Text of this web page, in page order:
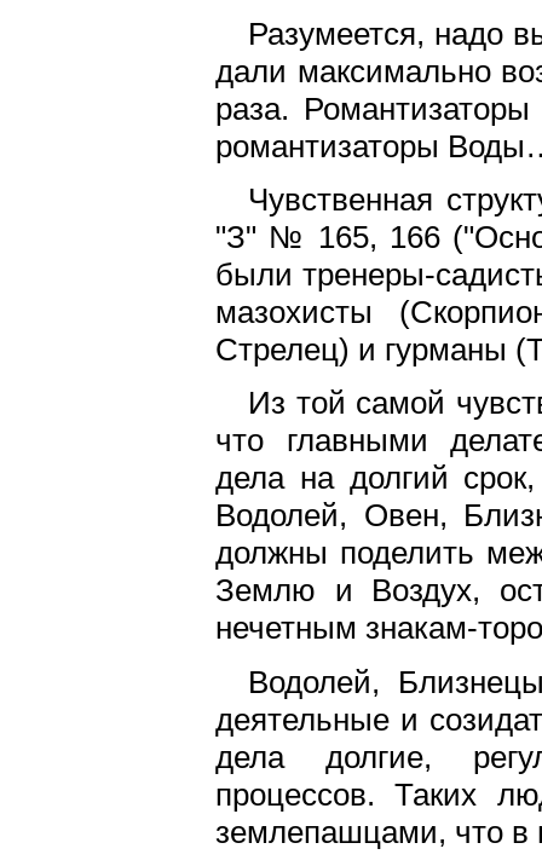
Разумеется, надо
дали максимально
раза.
романтизаторы
Чувственная
"З" № 165, 166
были тренеры-
мазохисты
Стрелец) и гурманы
Из той самой
что главными
дела на долгий
Водолей, Овен,
должны поделить
Землю и Воздух,
нечетным знакам-
Водолей,
деятельные и
дела долгие,
процессов. Таких
землепашцами, что в